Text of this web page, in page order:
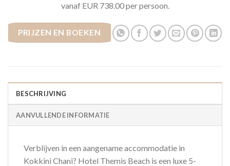
vanaf EUR 738.00 per persoon.
PRIJZEN EN BOEKEN
BESCHRIJVING
AANVULLENDE INFORMATIE
Verblijven in een aangename accommodatie in
Kokkini Chani? Hotel Themis Beach is een luxe 5-